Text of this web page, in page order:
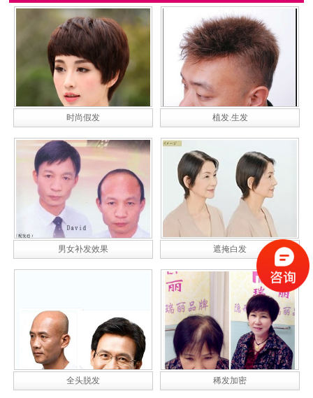
时尚假发 植发.生发
男女补发效果 遮掩白发
全头脱发 稀发加密